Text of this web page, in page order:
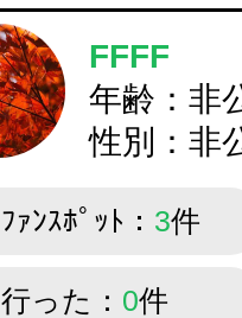
FFFF
年齢：非
性別：非
ﾌｧﾝｽﾎﾟｯﾄ： 3件
行った： 0件